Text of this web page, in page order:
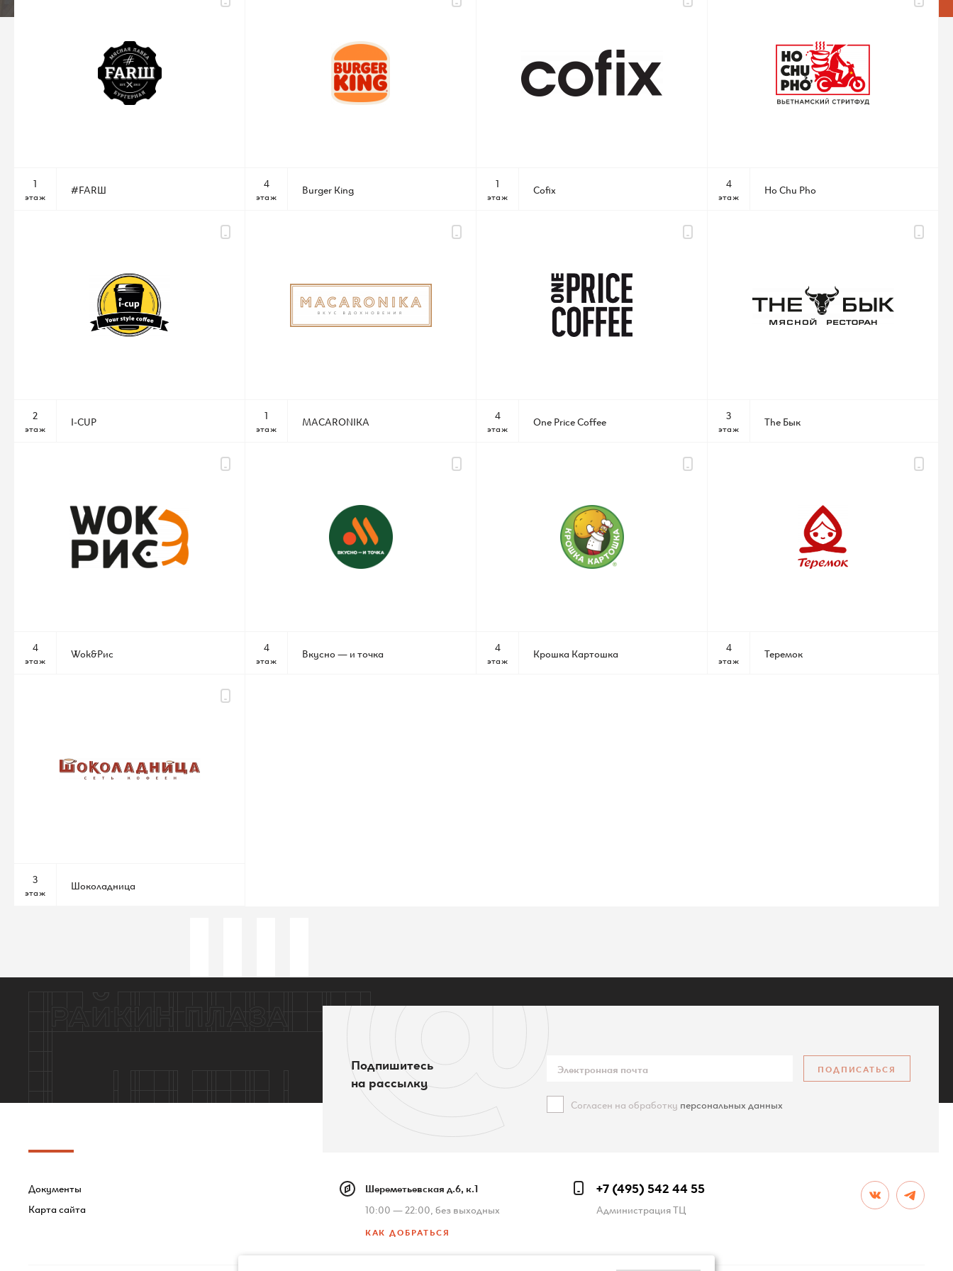
Администрация ТЦ
info@raikinplaza.ru
10:00 – 22:00 без выходных
КАК ДОБРАТЬСЯ
1
этаж #FARШ 4
этаж Burger King 1
этаж Cofix 4
этаж Ho Chu Pho
2
этаж I-CUP 1
этаж MACARONIKA 4
этаж One Price Coffee 3
этаж The Бык
4
этаж Wok&Рис 4
этаж Вкусно — и точка 4
этаж Крошка Картошка 4
этаж Теремок
3
этаж Шоколадница
Подпишитесь
на рассылку
ПОДПИСАТЬСЯ
Согласен на обработку персональных данных
Документы
Карта сайта
Шереметьевская д.6, к.1
10:00 — 22:00, без выходных
КАК ДОБРАТЬСЯ
+7 (495) 542 44 55
Администрация ТЦ